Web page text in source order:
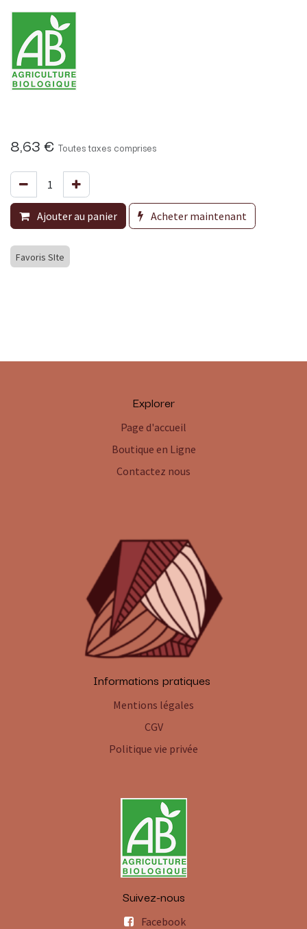
8,63€ Toutes taxes comprises
Ajouter au panier Acheter maintenant
Favoris SIte
Explorer
Page d'accueil
Boutique en Ligne
Contactez nous
Informations pratiques
Mentions légales
CGV
Politique vie privée
Suivez-nous
Facebook